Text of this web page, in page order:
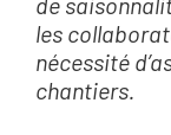
les
nécessité
chantiers.